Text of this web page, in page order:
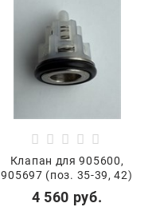
Клапан для 905600,
905697 (поз. 35-39, 42)
4 560 руб.